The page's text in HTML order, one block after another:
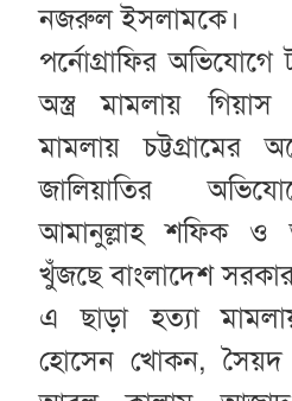
নজরুল ইসলামকে।
পর্নোগ্রাফির অভিযোগে
অস্ত্র মামলায় গিয়াস
মামলায়
জালিয়াতির
আমানুল্লাহ শফিক ও
খুঁজছে বাংলাদেশ
এ ছাড়া হত্যা
হোসেন খোকন,